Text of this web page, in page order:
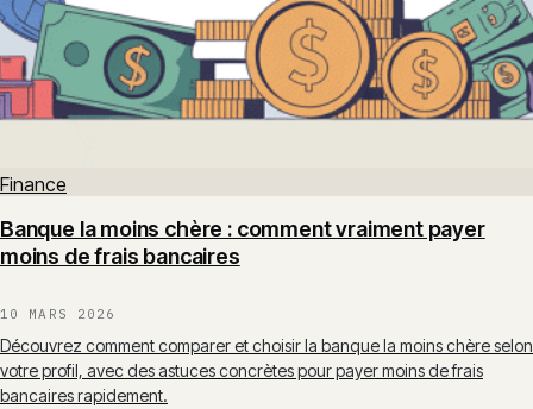
Finance
Banque la moins chère : comment vraiment payer
moins de frais bancaires
10 MARS 2026
Découvrez comment comparer et choisir la banque la moins chère selon
votre profil, avec des astuces concrètes pour payer moins de frais
bancaires rapidement.